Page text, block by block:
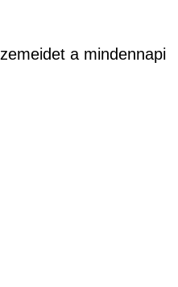
a mindennapi